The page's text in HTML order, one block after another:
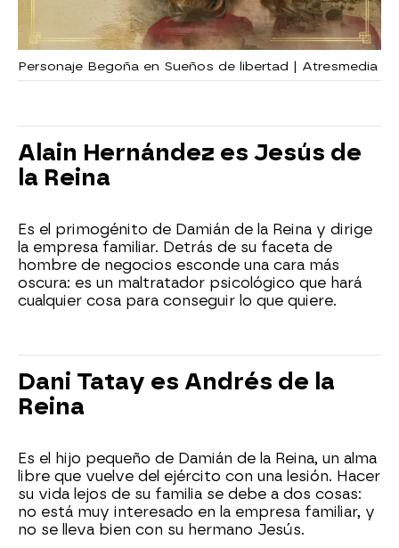
Personaje Begoña en Sueños de libertad | Atresmedia
Alain Hernández es Jesús de
la Reina
Es el primogénito de Damián de la Reina y dirige
la empresa familiar. Detrás de su faceta de
hombre de negocios esconde una cara más
oscura: es un maltratador psicológico que hará
cualquier cosa para conseguir lo que quiere.
Dani Tatay es Andrés de la
Reina
Es el hijo pequeño de Damián de la Reina, un alma
libre que vuelve del ejército con una lesión. Hacer
su vida lejos de su familia se debe a dos cosas:
no está muy interesado en la empresa familiar, y
no se lleva bien con su hermano Jesús.